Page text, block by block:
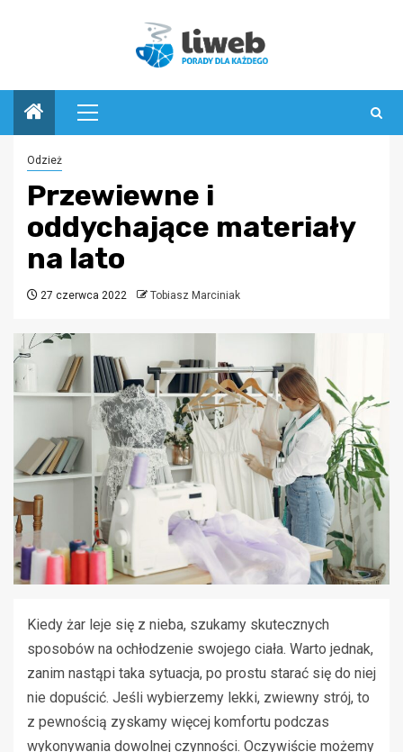
Menu
główne
Odzież
Przewiewne i
oddychające materiały
na lato
27 czerwca 2022 Tobiasz Marciniak
Kiedy żar leje się z nieba, szukamy skutecznych
sposobów na ochłodzenie swojego ciała. Warto jednak,
zanim nastąpi taka sytuacja, po prostu starać się do niej
nie dopuścić. Jeśli wybierzemy lekki, zwiewny strój, to
z pewnością zyskamy więcej komfortu podczas
wykonywania dowolnej czynności. Oczywiście możemy